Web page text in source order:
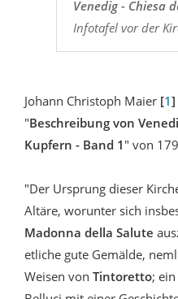
Venedig - Chiesa
Infotafel vor der
Johann Christoph Maier [1]
"Beschreibung von
Kupfern - Band 1 " von
"Der Ursprung dieser
Altäre, worunter sich
Madonna della Salute
etliche gute Gemälde,
Weisen von Tintoretto;